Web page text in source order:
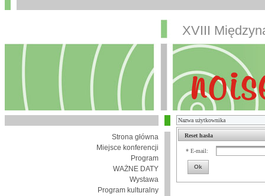
XVIII
Strona główna
Miejsce konferencji
Program
WAŻNE DATY
Wystawa
Program kulturalny
Reset hasła
* E-mail:
Ok